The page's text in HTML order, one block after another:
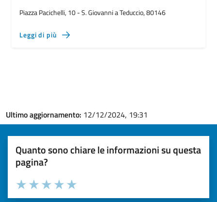
Piazza Pacichelli, 10 - S. Giovanni a Teduccio, 80146
Leggi di più
Ultimo aggiornamento: 12/12/2024, 19:31
Quanto sono chiare le informazioni su questa
pagina?
Valuta la chiarezza delle informazioni (da 1 a 5 stelle)
Seleziona il numero di stelle per valutare la chiarezza delle
Valuta 5 stelle su 5
Valuta 4 stelle su 5
Valuta 3 stelle su 5
Valuta 2 stelle su 5
Valuta 1 stelle su 5